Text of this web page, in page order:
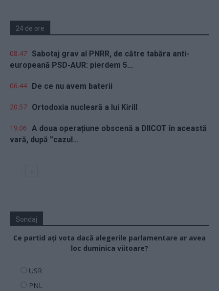
24 de ore
08.47 Sabotaj grav al PNRR, de către tabăra anti-
europeană PSD-AUR: pierdem 5...
06.44 De ce nu avem baterii
20.57 Ortodoxia nucleară a lui Kirill
19.06 A doua operațiune obscenă a DIICOT în această
vară, după ”cazul...
Sondaj
Ce partid ați vota dacă alegerile parlamentare ar avea
loc duminica viitoare?
USR
PNL